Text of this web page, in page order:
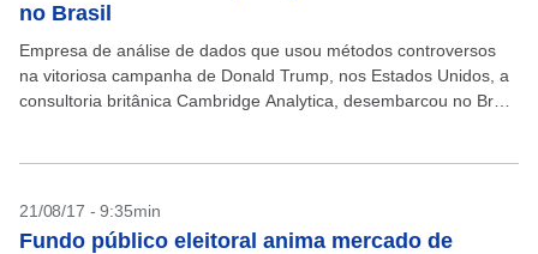
no Brasil
Empresa de análise de dados que usou métodos controversos
na vitoriosa campanha de Donald Trump, nos Estados Unidos, a
consultoria britânica Cambridge Analytica, desembarcou no Brasil
21/08/17 - 9:35min
Fundo público eleitoral anima mercado de